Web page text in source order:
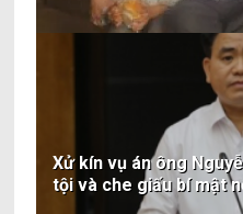
Xử kín vụ án ông
tội và che giấu bí mật